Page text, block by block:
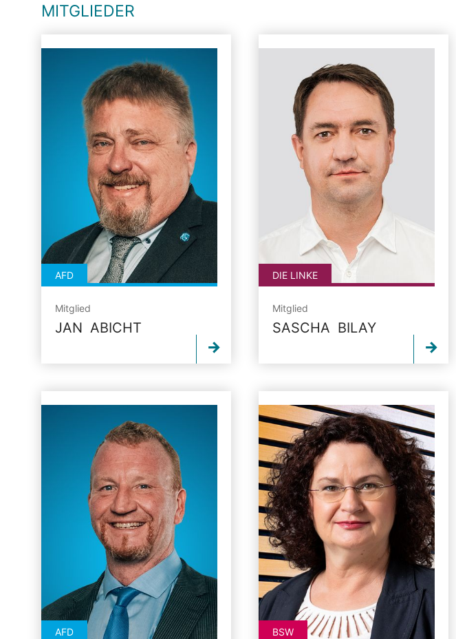
MITGLIEDER
AFD
Mitglied
JAN ABICHT
DIE LINKE
Mitglied
SASCHA BILAY
AFD BSW